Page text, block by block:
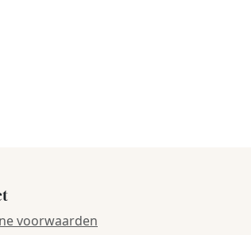
voorwaarden